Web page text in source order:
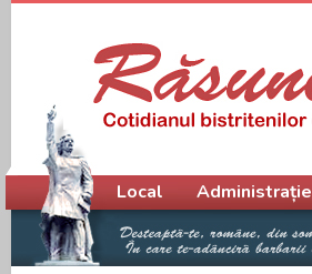
Meniu principal
Local Administrație